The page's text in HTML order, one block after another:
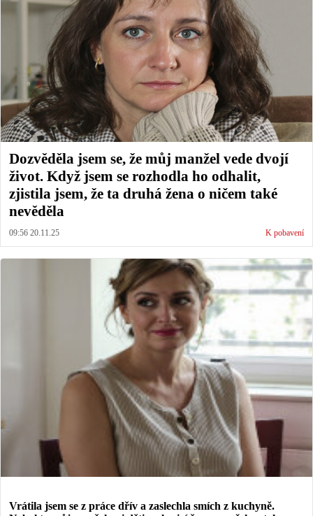
Dozvěděla jsem se, že můj manžel vede dvojí
život. Když jsem se rozhodla ho odhalit,
zjistila jsem, že ta druhá žena o ničem také
nevěděla
09:56 20.11.25 K pobavení
Vrátila jsem se z práce dřív a zaslechla smích z kuchyně.